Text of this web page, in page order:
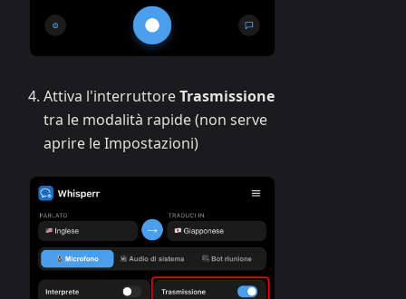
Attiva l'interruttoreTrasmissione
tra le modalità rapide (non serve
aprire le Impostazioni)